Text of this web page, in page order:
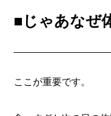
■ じゃあなぜ
ここが重要です。